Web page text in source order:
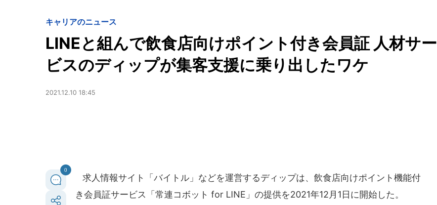
キャリアのニュース
LINEと組んで飲食店向けポイント付き会員証 人材サー
ビスのディップが集客支援に乗り出したワケ
2021.12.10 18:45
0
求人情報サイト「バイトル」などを運営するディップは、飲食店向けポイント機能付
き会員証サービス「常連コボット for LINE」の提供を2021年12月1日に開始した。